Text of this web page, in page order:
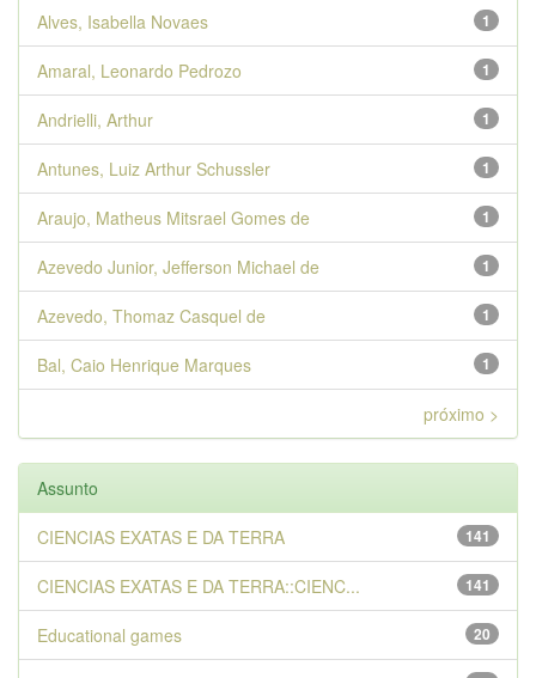
1
Alves, Isabella Novaes
1
Amaral, Leonardo Pedrozo
1
Andrielli, Arthur
1
Antunes, Luiz Arthur Schussler
1
Araujo, Matheus Mitsrael Gomes de
1
Azevedo Junior, Jefferson Michael de
1
Azevedo, Thomaz Casquel de
1
Bal, Caio Henrique Marques
próximo >
Assunto
141
CIENCIAS EXATAS E DA TERRA
141
CIENCIAS EXATAS E DA TERRA::CIENC...
20
Educational games